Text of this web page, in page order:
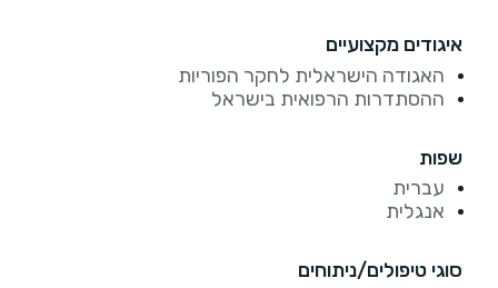
איגודים מקצועיים
האגודה הישראלית לחקר הפוריות
ההסתדרות הרפואית בישראל
שפות
עברית
אנגלית
סוגי טיפולים/ניתוחים